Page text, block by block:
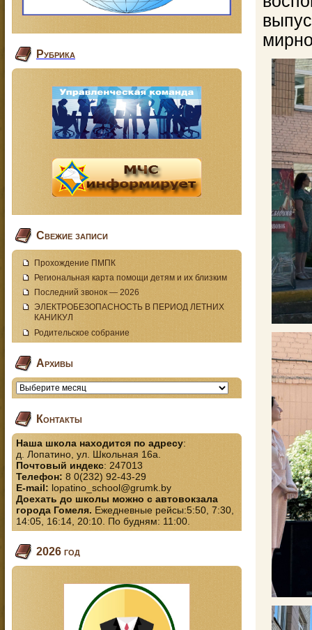
Рубрика
Свежие записи
Прохождение ПМПК
Региональная карта помощи детям и их близким
Последний звонок — 2026
ЭЛЕКТРОБЕЗОПАСНОСТЬ В ПЕРИОД ЛЕТНИХ
КАНИКУЛ
Родительское собрание
Архивы
Контакты
Наша школа находится по адресу:
д. Лопатино, ул. Школьная 16а.
Почтовый индекс: 247013
Телефон:8 0(232) 92-43-29
E-mail:lopatino_school@grumk.by
Доехать до школы можно с автовокзала
города Гомеля. Ежедневные рейсы:5:50, 7:30,
14:05, 16:14, 20:10. По будням: 11:00.
2026 год